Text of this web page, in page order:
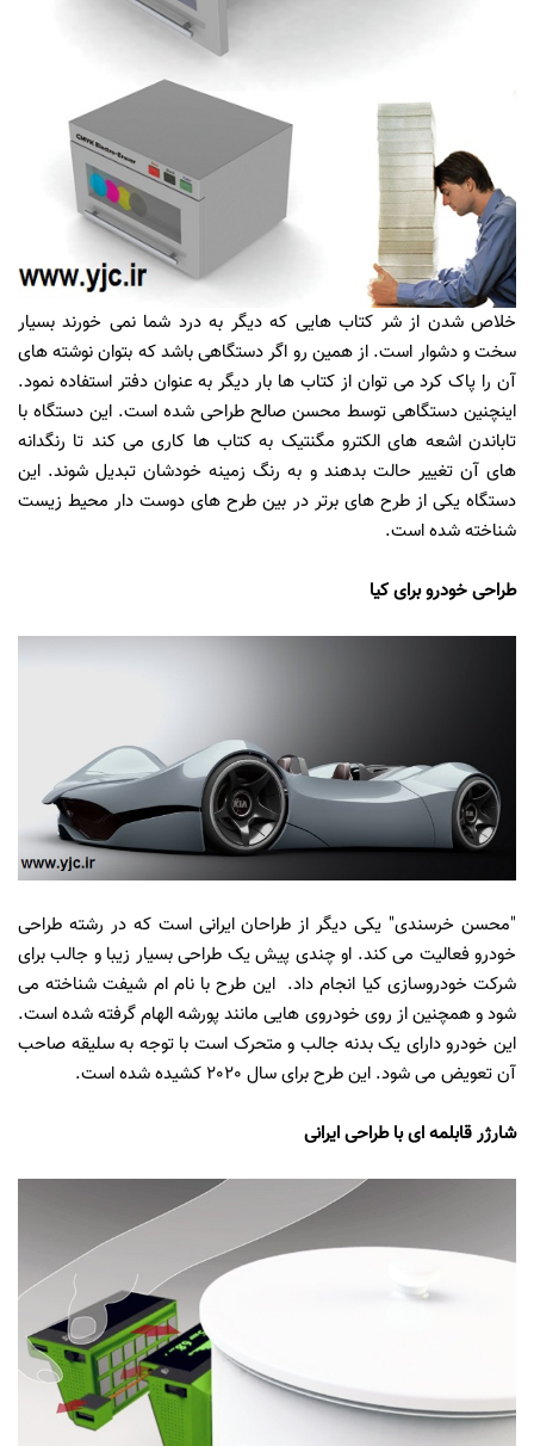
خلاص شدن از شر کتاب هایی که دیگر به درد شما نمی خورند بسیار
سخت و دشوار است. از همین رو اگر دستگاهی باشد که بتوان نوشته های
آن را پاک کرد می توان از کتاب ها بار دیگر به عنوان دفتر استفاده نمود.
اینچنین دستگاهی توسط محسن صالح طراحی شده است. این دستگاه با
تاباندن اشعه های الکترو مگنتیک به کتاب ها کاری می کند تا رنگدانه
های آن تغییر حالت بدهند و به رنگ زمینه خودشان تبدیل شوند. این
دستگاه یکی از طرح های برتر در بین طرح های دوست دار محیط زیست
شناخته شده است.
طراحی خودرو برای کیا
"محسن خرسندی" یکی دیگر از طراحان ایرانی است که در رشته طراحی
خودرو فعالیت می کند. او چندی پیش یک طراحی بسیار زیبا و جالب برای
شرکت خودروسازی کیا انجام داد. این طرح با نام ام شیفت شناخته می
شود و همچنین از روی خودروی هایی مانند پورشه الهام گرفته شده است.
این خودرو دارای یک بدنه جالب و متحرک است با توجه به سلیقه صاحب
آن تعویض می شود. این طرح برای سال 2020 کشیده شده است.
شارژر قابلمه ای با طراحی ایرانی